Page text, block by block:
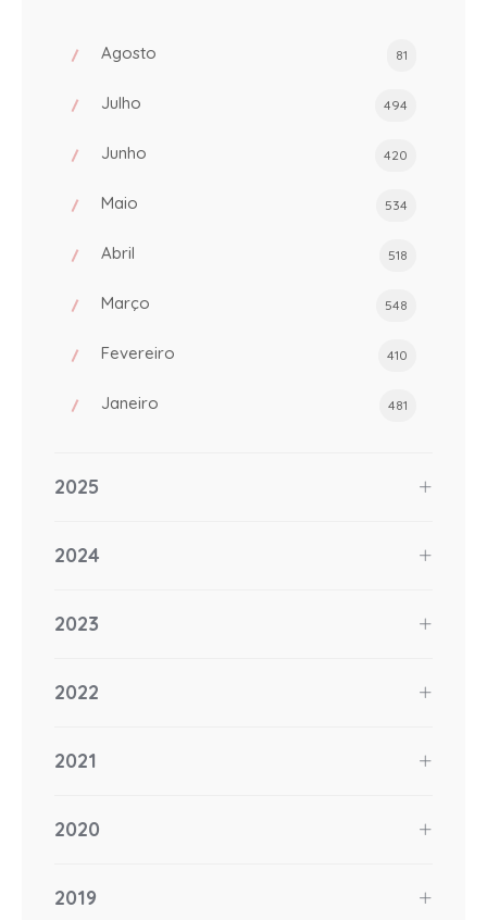
Agosto 81
Julho 494
Junho 420
Maio 534
Abril 518
Março 548
Fevereiro 410
Janeiro 481
2025
2024
2023
2022
2021
2020
2019